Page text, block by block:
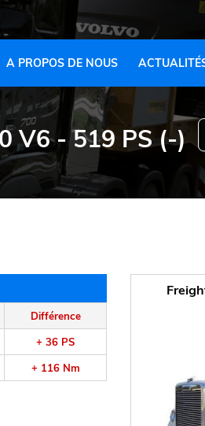
A PROPOS DE NOUS
V6 - 519 PS (-)
Différence
+ 36 PS
+ 116 Nm